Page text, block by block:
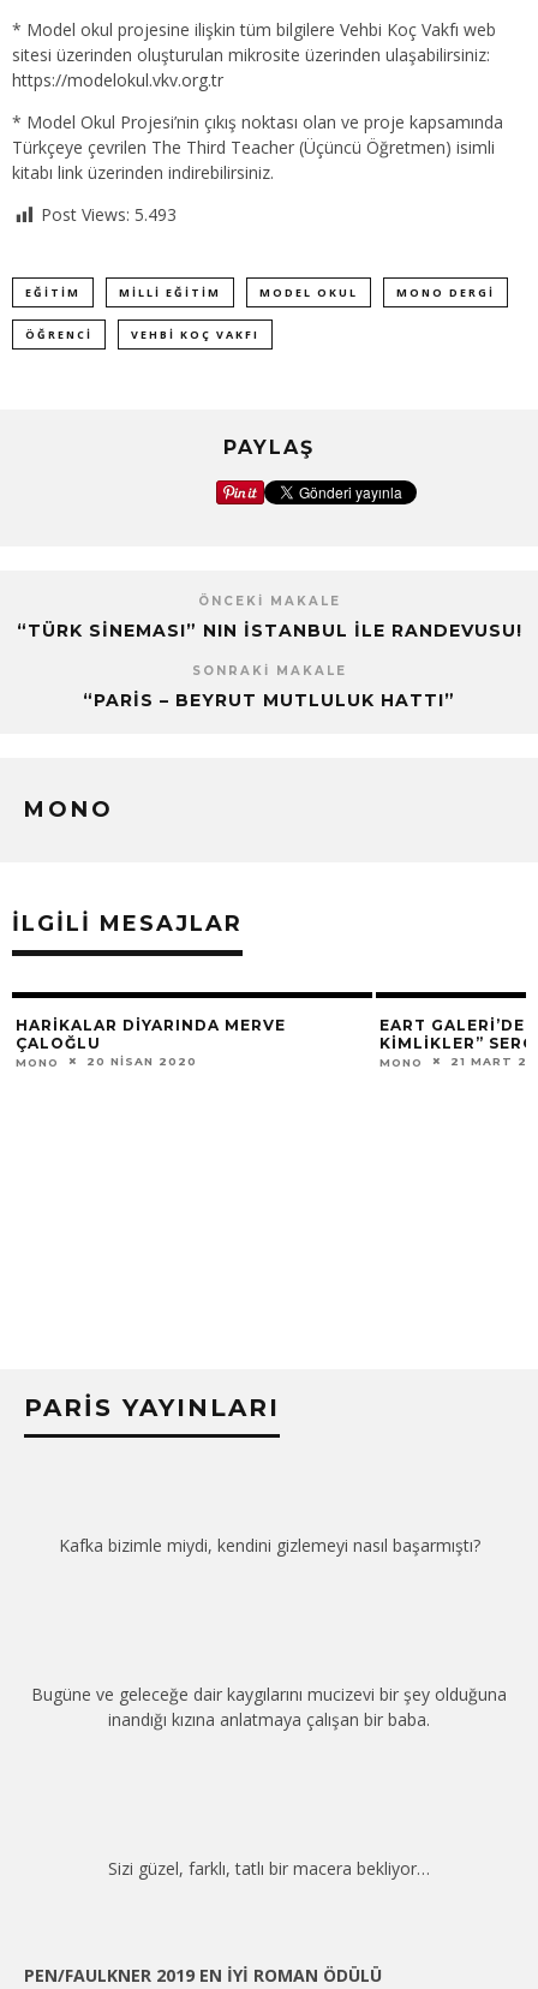
* Model okul projesine ilişkin tüm bilgilere Vehbi Koç Vakfı web
sitesi üzerinden oluşturulan mikrosite üzerinden ulaşabilirsiniz:
https://modelokul.vkv.org.tr
* Model Okul Projesi’nin çıkış noktası olan ve proje kapsamında
Türkçeye çevrilen The Third Teacher (Üçüncü Öğretmen) isimli
kitabı link üzerinden indirebilirsiniz.
Post Views: 5.493
EĞITIM MİLLİ EĞİTİM MODEL OKUL MONO DERGİ
ÖĞRENCI VEHBİ KOÇ VAKFI
PAYLAŞ
ÖNCEKI MAKALE
“TÜRK SİNEMASI” NIN İSTANBUL İLE RANDEVUSU!
SONRAKI MAKALE
“PARIS – BEYRUT MUTLULUK HATTI”
MONO
İLGILI MESAJLAR
HARİKALAR DİYARINDA MERVE
ÇALOĞLU
MONO 20 NISAN 2020
EART GALERI’DE
KIMLIKLER”
MONO 21 MART
PARIS YAYINLARI
Kafka bizimle miydi, kendini gizlemeyi nasıl başarmıştı?
Bugüne ve geleceğe dair kaygılarını mucizevi bir şey olduğuna
inandığı kızına anlatmaya çalışan bir baba.
Sizi güzel, farklı, tatlı bir macera bekliyor…
PEN/FAULKNER 2019 EN İYİ ROMAN ÖDÜLÜ